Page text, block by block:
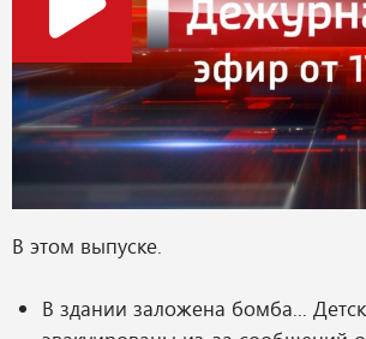
В этом выпуске.
В здании заложена бомба...